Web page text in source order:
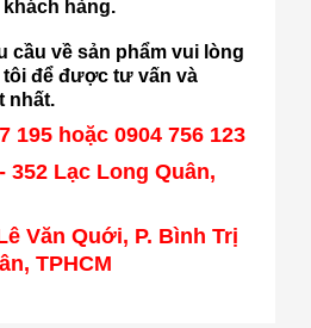
hàng.
cầu về sản phẩm vui lòng
tôi để được tư vấn và
nhất.
195 hoặc 0904 756 123
352 Lạc Long Quân,
Văn Quới, P. Bình Trị
TPHCM